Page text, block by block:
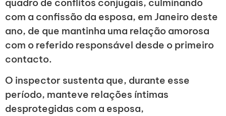
quadro de conflitos conjugais, culminando
com a confissão da esposa, em Janeiro deste
ano, de que mantinha uma relação amorosa
com o referido responsável desde o primeiro
contacto.
O inspector sustenta que, durante esse
período, manteve relações íntimas
desprotegidas com a esposa,